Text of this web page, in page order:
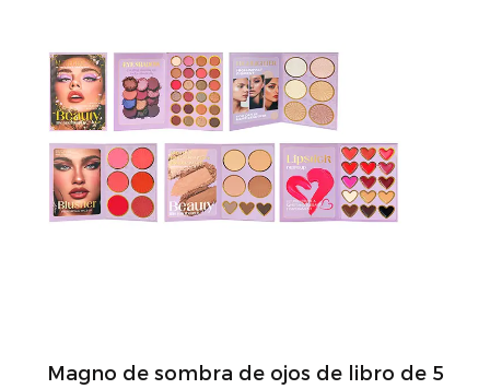
Magno de sombra de ojos de libro de 5